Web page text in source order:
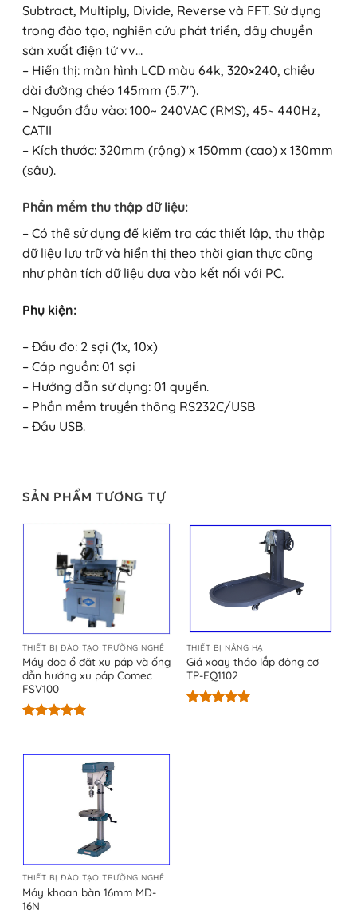
Subtract, Multiply, Divide, Reverse và FFT. Sử dụng
trong đào tạo, nghiên cứu phát triển, dây chuyền
sản xuất điện tử vv…
– Hiển thị: màn hình LCD màu 64k, 320×240, chiều
dài đường chéo 145mm (5.7″).
– Nguồn đầu vào: 100~ 240VAC (RMS), 45~ 440Hz,
CATII
– Kích thước: 320mm (rộng) x 150mm (cao) x 130mm
(sâu).
Phần mềm thu thập dữ liệu:
– Có thể sử dụng để kiểm tra các thiết lập, thu thập
dữ liệu lưu trữ và hiển thị theo thời gian thực cũng
như phân tích dữ liệu dựa vào kết nối với PC.
Phụ kiện:
– Đầu đo: 2 sợi (1x, 10x)
– Cáp nguồn: 01 sợi
– Hướng dẫn sử dụng: 01 quyển.
– Phần mềm truyền thông RS232C/USB
– Đầu USB.
SẢN PHẨM TƯƠNG TỰ
THIẾT BỊ ĐÀO TẠO TRƯỜNG NGHỀ
Máy doa ổ đặt xu páp và ống
dẫn hướng xu páp Comec
FSV100
5 sao
THIẾT BỊ NÂNG HẠ
Giá xoay tháo lắp động cơ
TP-EQ1102
THIẾT BỊ ĐÀO TẠO TRƯỜNG NGHỀ
Máy khoan bàn 16mm MD-
16N